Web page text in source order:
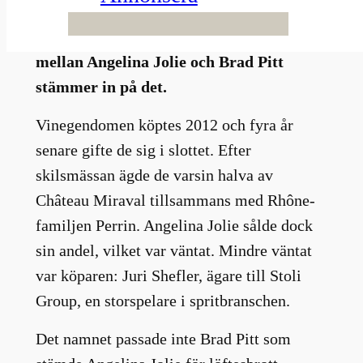
sällan någon oberörd. Det juridiska
spelet om vingården Château Miraval
mellan Angelina Jolie och Brad Pitt
stämmer in på det.
Vinegendomen köptes 2012 och fyra år
senare gifte de sig i slottet. Efter
skilsmässan ägde de varsin halva av
Château Miraval tillsammans med Rhône-
familjen Perrin. Angelina Jolie sålde dock
sin andel, vilket var väntat. Mindre väntat
var köparen: Juri Shefler, ägare till Stoli
Group, en storspelare i spritbranschen.
Det namnet passade inte Brad Pitt som